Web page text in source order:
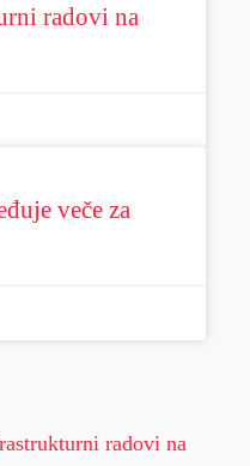
radovi na
veče za
radovi na